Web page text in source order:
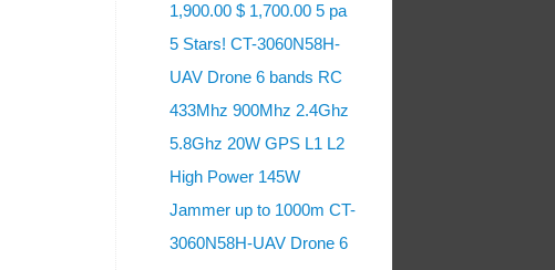
1,900.00 $ 1,700.00 5 pa
5 Stars! CT-3060N58H-
UAV Drone 6 bands RC
433Mhz 900Mhz 2.4Ghz
5.8Ghz 20W GPS L1 L2
High Power 145W
Jammer up to 1000m CT-
3060N58H-UAV Drone 6